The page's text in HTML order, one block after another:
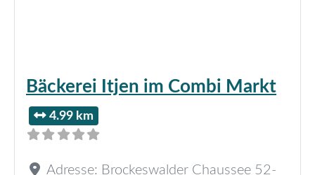
Bäckerei Itjen im Combi Markt
4.99 km
Adresse: Brockeswalder Chaussee 52-